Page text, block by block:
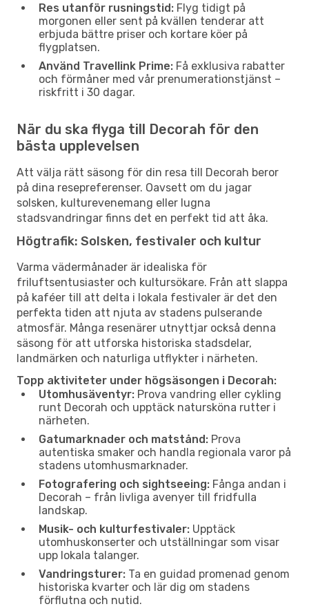
Res utanför rusningstid: Flyg tidigt på
morgonen eller sent på kvällen tenderar att
erbjuda bättre priser och kortare köer på
flygplatsen.
Använd Travellink Prime: Få exklusiva rabatter
och förmåner med vår prenumerationstjänst –
riskfritt i 30 dagar.
När du ska flyga till Decorah för den
bästa upplevelsen
Att välja rätt säsong för din resa till Decorah beror
på dina resepreferenser. Oavsett om du jagar
solsken, kulturevenemang eller lugna
stadsvandringar finns det en perfekt tid att åka.
Högtrafik: Solsken, festivaler och kultur
Varma vädermånader är idealiska för
friluftsentusiaster och kultursökare. Från att slappa
på kaféer till att delta i lokala festivaler är det den
perfekta tiden att njuta av stadens pulserande
atmosfär. Många resenärer utnyttjar också denna
säsong för att utforska historiska stadsdelar,
landmärken och naturliga utflykter i närheten.
Topp aktiviteter under högsäsongen i Decorah:
Utomhusäventyr: Prova vandring eller cykling
runt Decorah och upptäck natursköna rutter i
närheten.
Gatumarknader och matstånd: Prova
autentiska smaker och handla regionala varor på
stadens utomhusmarknader.
Fotografering och sightseeing: Fånga andan i
Decorah – från livliga avenyer till fridfulla
landskap.
Musik- och kulturfestivaler: Upptäck
utomhuskonserter och utställningar som visar
upp lokala talanger.
Vandringsturer: Ta en guidad promenad genom
historiska kvarter och lär dig om stadens
förflutna och nutid.